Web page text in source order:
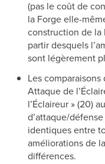
(pas le coût de
la Forge elle-
construction de la
partir desquels
sont légèrement
Les comparaisons
Attaque de
l’Éclaireur » (20)
d’attaque/
identiques entre
améliorations de
différences.